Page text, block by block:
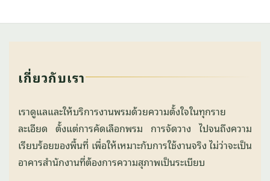
เกี่ยวกับเรา
เราดูแลและให้บริการงานพรมด้วยความตั้งใจในทุกราย
ละเอียด ตั้งแต่การคัดเลือกพรม การจัดวาง ไปจนถึงความ
เรียบร้อยของพื้นที่ เพื่อให้เหมาะกับการใช้งานจริง ไม่ว่าจะเป็น
อาคารสำนักงานที่ต้องการความสุภาพเป็นระเบียบ